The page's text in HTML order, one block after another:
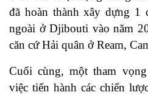
đã hoàn thành xây dựng 1
ngoài ở Djibouti vào năm
căn cứ Hải quân ở Ream,
Cuối cùng, một tham
việc tiến hành các chiến